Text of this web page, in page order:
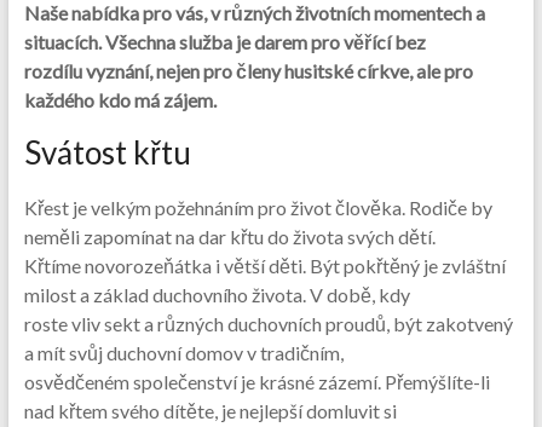
Naše nabídka pro vás, v různých životních momentech a
situacích. Všechna služba je darem pro věřící bez
rozdílu vyznání, nejen pro členy husitské církve, ale pro
každého kdo má zájem.
Svátost křtu
Křest je velkým požehnáním pro život člověka. Rodiče by
neměli zapomínat na dar křtu do života svých dětí.
Křtíme novorozeňátka i větší děti. Být pokřtěný je zvláštní
milost a základ duchovního života. V době, kdy
roste vliv sekt a různých duchovních proudů, být zakotvený
a mít svůj duchovní domov v tradičním,
osvědčeném společenství je krásné zázemí. Přemýšlíte-li
nad křtem svého dítěte, je nejlepší domluvit si